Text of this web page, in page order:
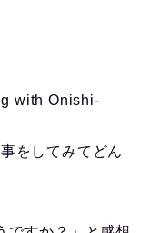
with Onishi-
をしてみてどん